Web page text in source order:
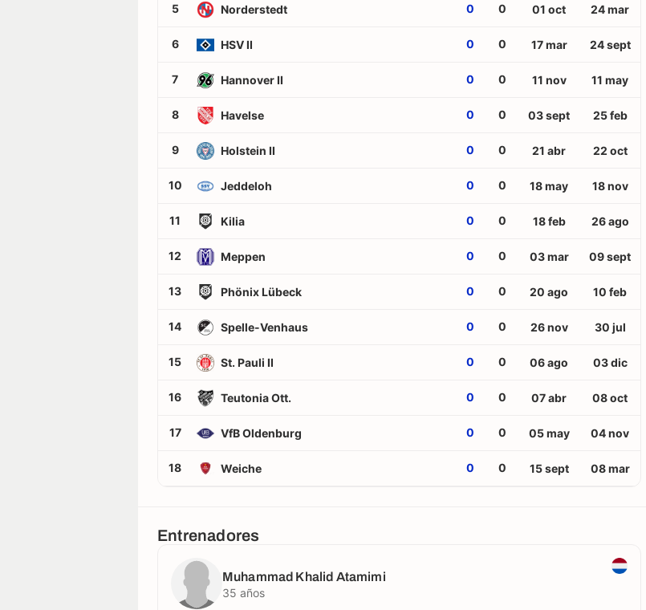
5 Norderstedt 0 0 01 oct 24 mar
6 HSV II 0 0 17 mar 24 sept
7 Hannover II 0 0 11 nov 11 may
8 Havelse 0 0 03 sept 25 feb
9 Holstein II 0 0 21 abr 22 oct
10 Jeddeloh 0 0 18 may 18 nov
11 Kilia 0 0 18 feb 26 ago
12 Meppen 0 0 03 mar 09 sept
13 Phönix Lübeck 0 0 20 ago 10 feb
14 Spelle-Venhaus 0 0 26 nov 30 jul
15 St. Pauli II 0 0 06 ago 03 dic
16 Teutonia Ott. 0 0 07 abr 08 oct
17 VfB Oldenburg 0 0 05 may 04 nov
18 Weiche 0 0 15 sept 08 mar
Entrenadores
Muhammad Khalid Atamimi
35 años